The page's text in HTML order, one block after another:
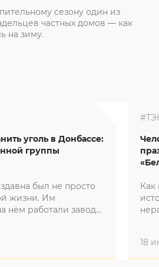
сезону один из
частных домов — как
на зиму.
уголь в Донбассе:
группы
был не просто
жизни. Им
нём работали заводы
Как
18